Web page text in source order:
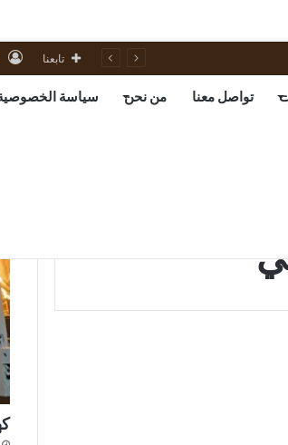
تابعنا
تواصل معنا من نحن سياسة